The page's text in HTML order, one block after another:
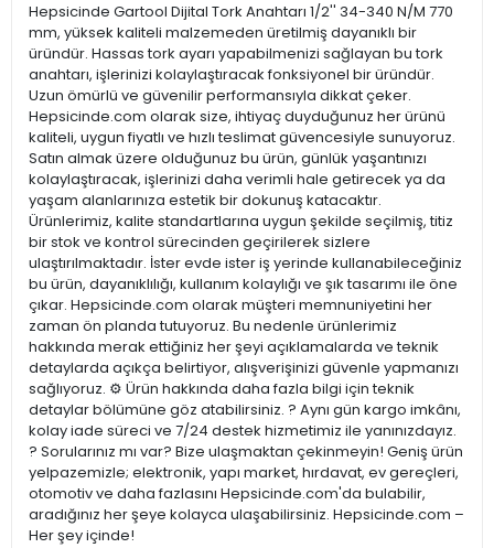
Hepsicinde Gartool Dijital Tork Anahtarı 1/2'' 34-340 N/M 770
mm, yüksek kaliteli malzemeden üretilmiş dayanıklı bir
üründür. Hassas tork ayarı yapabilmenizi sağlayan bu tork
anahtarı, işlerinizi kolaylaştıracak fonksiyonel bir üründür.
Uzun ömürlü ve güvenilir performansıyla dikkat çeker.
Hepsicinde.com olarak size, ihtiyaç duyduğunuz her ürünü
kaliteli, uygun fiyatlı ve hızlı teslimat güvencesiyle sunuyoruz.
Satın almak üzere olduğunuz bu ürün, günlük yaşantınızı
kolaylaştıracak, işlerinizi daha verimli hale getirecek ya da
yaşam alanlarınıza estetik bir dokunuş katacaktır.
Ürünlerimiz, kalite standartlarına uygun şekilde seçilmiş, titiz
bir stok ve kontrol sürecinden geçirilerek sizlere
ulaştırılmaktadır. İster evde ister iş yerinde kullanabileceğiniz
bu ürün, dayanıklılığı, kullanım kolaylığı ve şık tasarımı ile öne
çıkar. Hepsicinde.com olarak müşteri memnuniyetini her
zaman ön planda tutuyoruz. Bu nedenle ürünlerimiz
hakkında merak ettiğiniz her şeyi açıklamalarda ve teknik
detaylarda açıkça belirtiyor, alışverişinizi güvenle yapmanızı
sağlıyoruz. ⚙️ Ürün hakkında daha fazla bilgi için teknik
detaylar bölümüne göz atabilirsiniz. ? Aynı gün kargo imkânı,
kolay iade süreci ve 7/24 destek hizmetimiz ile yanınızdayız.
? Sorularınız mı var? Bize ulaşmaktan çekinmeyin! Geniş ürün
yelpazemizle; elektronik, yapı market, hırdavat, ev gereçleri,
otomotiv ve daha fazlasını Hepsicinde.com'da bulabilir,
aradığınız her şeye kolayca ulaşabilirsiniz. Hepsicinde.com –
Her şey içinde!